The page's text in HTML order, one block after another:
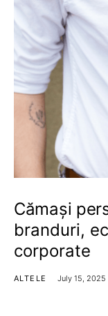
Cămași
branduri,
corporate
ALTELE July 15, 2025